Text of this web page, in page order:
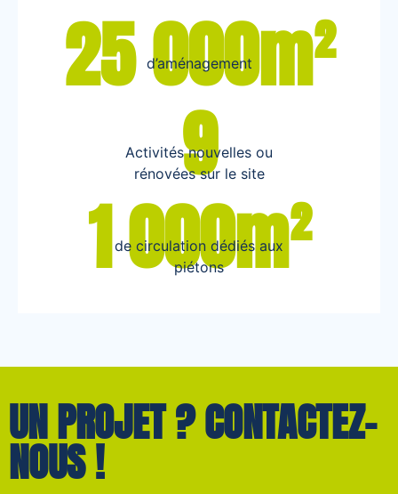
25 000m²
d’aménagement
9
Activités nouvelles ou
rénovées sur le site
1 000m²
de circulation dédiés aux
piétons
UN PROJET ? CONTACTEZ-
NOUS !